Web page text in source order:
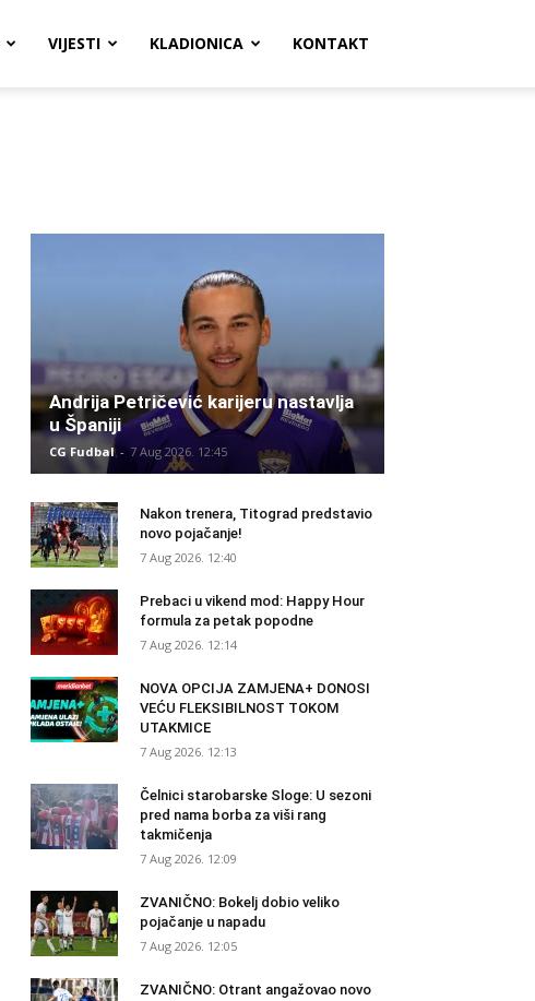
VIJESTI KLADIONICA KONTAKT
Andrija Petričević karijeru nastavlja
u Španiji
CG Fudbal - 7 Aug 2026. 12:45
Nakon trenera, Titograd predstavio
novo pojačanje!
7 Aug 2026. 12:40
Prebaci u vikend mod: Happy Hour
formula za petak popodne
7 Aug 2026. 12:14
NOVA OPCIJA ZAMJENA+ DONOSI
VEĆU FLEKSIBILNOST TOKOM
UTAKMICE
7 Aug 2026. 12:13
Čelnici starobarske Sloge: U sezoni
pred nama borba za viši rang
takmičenja
7 Aug 2026. 12:09
ZVANIČNO: Bokelj dobio veliko
pojačanje u napadu
7 Aug 2026. 12:05
ZVANIČNO: Otrant angažovao novo